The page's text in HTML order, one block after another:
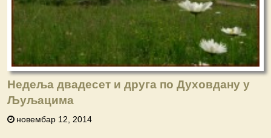
Недеља двадесет и друга по Духовдану у
Љуљацима
новембар 12, 2014